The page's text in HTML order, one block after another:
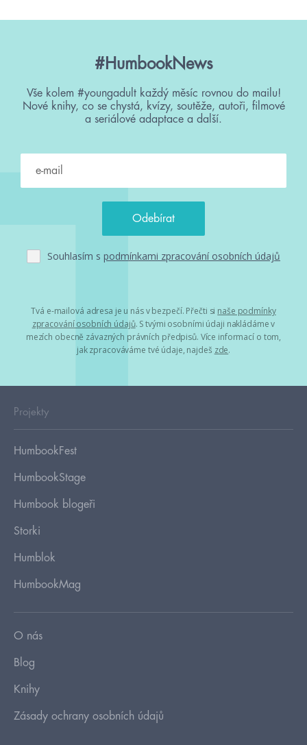
#HumbookNews
Vše kolem #youngadult každý měsíc rovnou do mailu!
Nové knihy, co se chystá, kvízy, soutěže, autoři, filmové
a seriálové adaptace a další.
Souhlasím s podmínkami zpracování osobních údajů
Tvá e-mailová adresa je u nás v bezpečí. Přečti si naše podmínky
zpracování osobních údajů. S tvými osobními údaji nakládáme v
mezích obecně závazných právních předpisů. Více informací o tom,
jak zpracováváme tvé údaje, najdeš zde.
Projekty
HumbookFest
HumbookStage
Humbook blogeři
Storki
Humblok
HumbookMag
O nás
Blog
Knihy
Zásady ochrany osobních údajů